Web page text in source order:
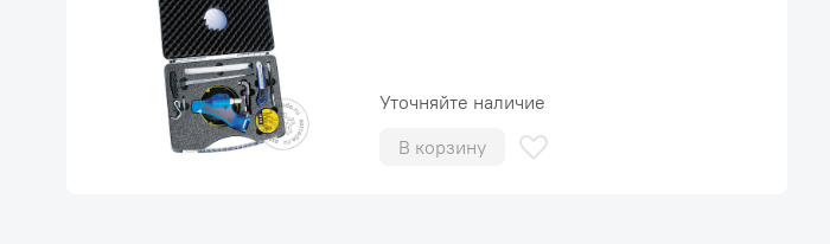
Уточняйте наличие
В корзину